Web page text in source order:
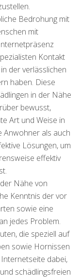
Bedrohung mit
mit
Kontakt
der verlässlichen
haben. Diese
in der Nähe
bewusst,
Art und Weise in
Anwohner als auch
Lösungen, um
effektiv
Nähe von
Kenntnis der vor
sowie eine
jedes Problem.
die speziell auf
sowie Hornissen
dabei,
schädlingsfreien